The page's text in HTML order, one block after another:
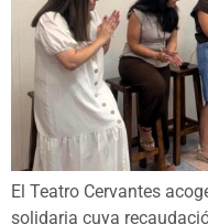
El Teatro Cervantes
solidaria cuya